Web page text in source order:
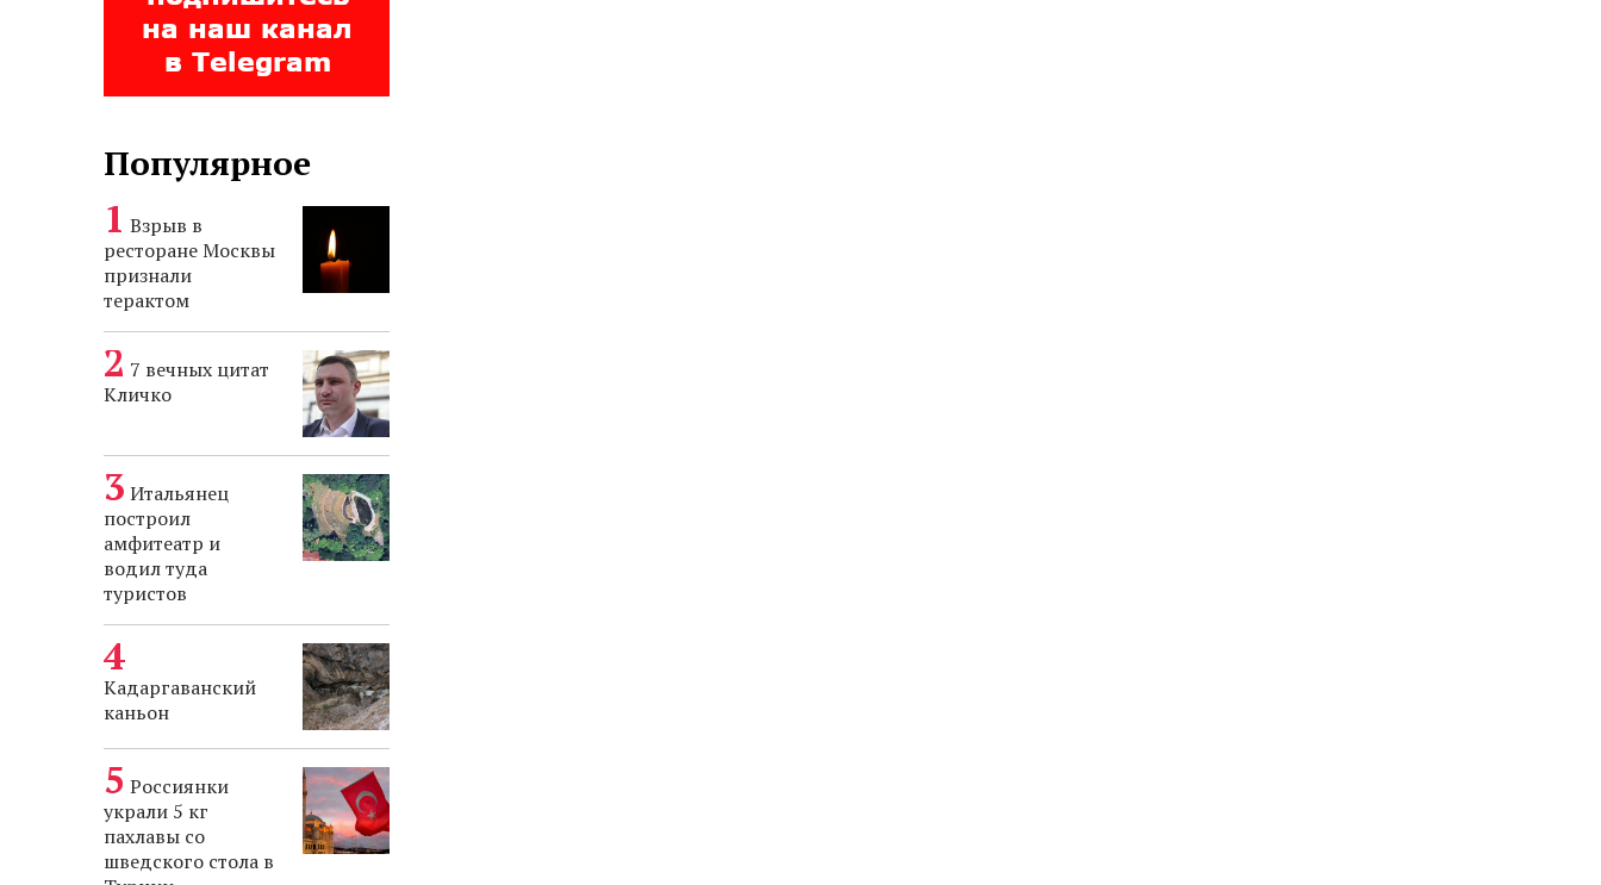
Популярное
Взрыв в
ресторане Москвы
признали
терактом
7 вечных цитат
Кличко
Итальянец
построил
амфитеатр и
водил туда
туристов
Кадаргаванский
каньон
Россиянки
украли 5 кг
пахлавы со
шведского стола в